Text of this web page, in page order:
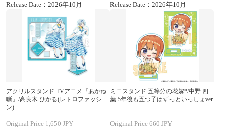
Release Date：2026年10月
Release Date：2026年10月
アクリルスタンド TVアニメ『あかね
噺』/高良木 ひかる(レトロファッショ
ン)
Original Price 1,650JPY
ミニスタンド 五等分の花嫁*/中野 四
葉 5年後も五つ子はずっといっしょver.
Original Price 660JPY